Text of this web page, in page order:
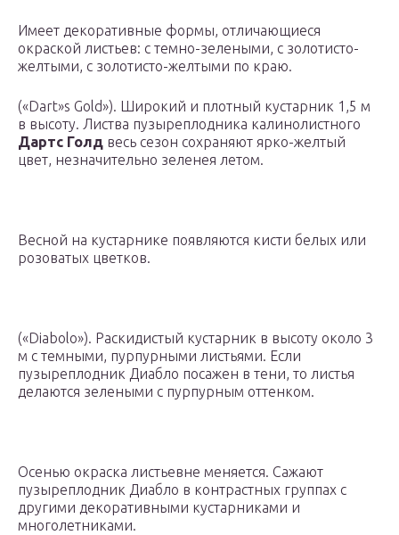
Имеет декоративные формы, отличающиеся
окраской листьев: с темно-зелеными, с золотисто-
желтыми, с золотисто-желтыми по краю.
(«Dart»s Gold»). Широкий и плотный кустарник 1,5 м
в высоту. Листва пузыреплодника калинолистного
Дартс Голд весь сезон сохраняют ярко-желтый
цвет, незначительно зеленея летом.
Весной на кустарнике появляются кисти белых или
розоватых цветков.
(«Diabolo»). Раскидистый кустарник в высоту около 3
м с темными, пурпурными листьями. Если
пузыреплодник Диабло посажен в тени, то листья
делаются зелеными с пурпурным оттенком.
Осенью окраска листьевне меняется. Сажают
пузыреплодник Диабло в контрастных группах с
другими декоративными кустарниками и
многолетниками.